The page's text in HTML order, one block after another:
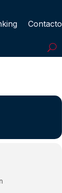
Contacto